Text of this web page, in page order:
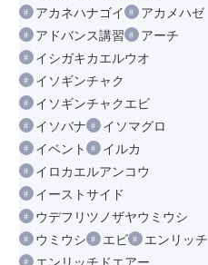
アカネハナゴイ
アカメハゼ
アドバンス講習
アーチ
イシガキカエルウオ
イソギンチャク
イソギンチャクエビ
イソバナ
イソマグロ
イベント
イルカ
イロカエルアンコウ
イーストサイド
ウデフリツノザヤウミウシ
ウミウシ
エビ
エンリッチ
エンリッチドエアー